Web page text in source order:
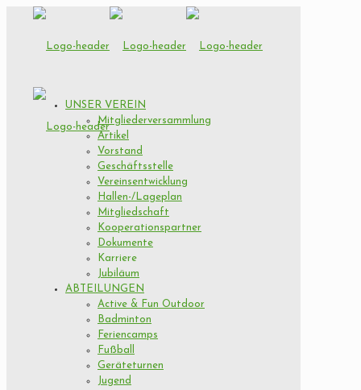
UNSER VEREIN
Mitgliederversammlung
Artikel
Vorstand
Geschäftsstelle
Vereinsentwicklung
Hallen-/Lageplan
Mitgliedschaft
Kooperationspartner
Dokumente
Karriere
Jubiläum
ABTEILUNGEN
Active & Fun Outdoor
Badminton
Feriencamps
Fußball
Geräteturnen
Jugend